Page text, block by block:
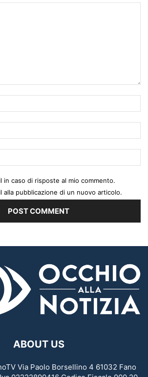
in caso di risposte al mio commento.
alla pubblicazione di un nuovo articolo.
ABOUT US
Via Paolo Borsellino 4 61032 Fano